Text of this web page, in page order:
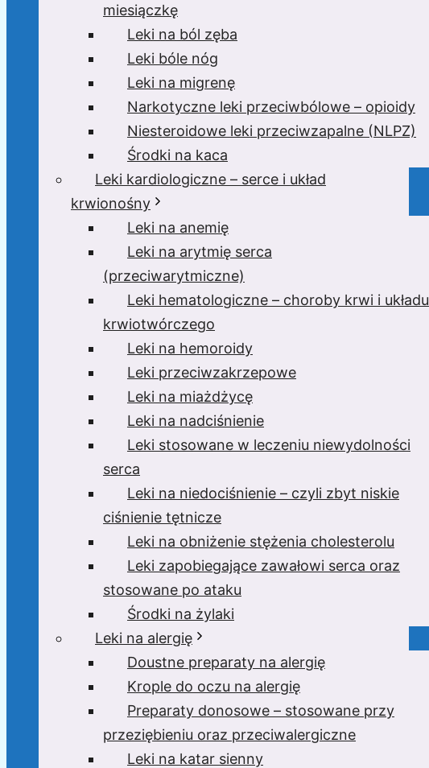
miesiączkę
Leki na ból zęba
Leki bóle nóg
Leki na migrenę
Narkotyczne leki przeciwbólowe – opioidy
Niesteroidowe leki przeciwzapalne (NLPZ)
Środki na kaca
Leki kardiologiczne – serce i układ
krwionośny
Leki na anemię
Leki na arytmię serca
(przeciwarytmiczne)
Leki hematologiczne – choroby krwi i układu
krwiotwórczego
Leki na hemoroidy
Leki przeciwzakrzepowe
Leki na miażdżycę
Leki na nadciśnienie
Leki stosowane w leczeniu niewydolności
serca
Leki na niedociśnienie – czyli zbyt niskie
ciśnienie tętnicze
Leki na obniżenie stężenia cholesterolu
Leki zapobiegające zawałowi serca oraz
stosowane po ataku
Środki na żylaki
Leki na alergię
Doustne preparaty na alergię
Krople do oczu na alergię
Preparaty donosowe – stosowane przy
przeziębieniu oraz przeciwalergiczne
Leki na katar sienny